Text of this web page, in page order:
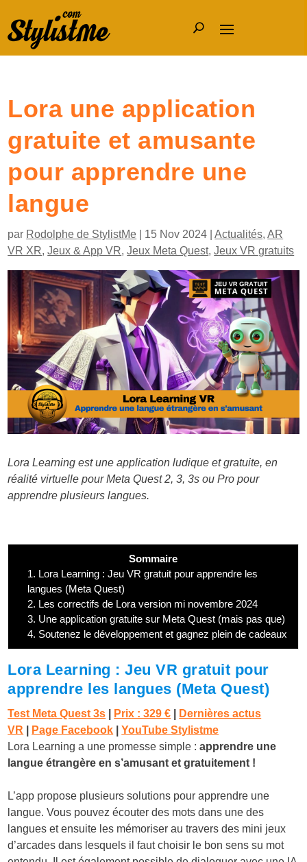
Lora une application
gratuite et amusante
pour apprendre une
langue
par Rodolphe de StylistMe 15 Nov 2024 |Actualités,AR
VR XR,Jeux & App VR,Jeux Meta Quest,Jeux VR gratuits
Lora Learning est une application ludique et gratuite, en
réalité virtuelle pour Meta Quest 2, 3, 3s ou Pro pour
apprendre plusieurs langues.
Sommaire
1. Lora Learning : Jeu VR gratuit pour apprendre les
langues (Meta Quest)
2. Les correctifs de Lora version mi novembre 2024
3. Une application gratuite sur Meta Quest (mais pas que)
4. Soutenez le développement et gagnez plein de cadeaux
Lora Learning : Jeu VR gratuit pour
apprendre les langues (Meta Quest)
Test Meta Quest 3s Prix : 329 €
Dernières actus
VR
Page Facebook
YouTube Stylistme
Lora Learning a une promesse simple : apprendre une
langue étrangère en s’amusant et gratuitement !
L’app propose plusieurs solutions pour apprendre une
langue. Vous pouvez écouter des mots dans une des
langues et ensuite les mémoriser au travers des mini jeux
d’arcades dans lesquels il faut choisir le bon sens su mot